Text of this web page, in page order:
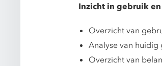
Inzicht in gebruik
Overzicht van
Analyse van huidig
Overzicht van